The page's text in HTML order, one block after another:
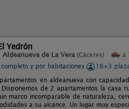
Yedrón
Aldeanueva de La Vera (Cáceres) a
y por habitaciones
16+3
en aldeanueva con
de 2 apartamentos la casa
marco incomparable de naturaleza,
a su alcance. Un lugar muy